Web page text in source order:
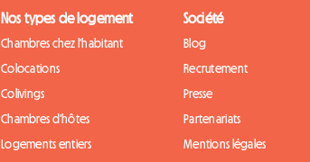
Nos types de logement
Chambres chez l'habitant
Colocations
Colivings
Chambres d'hôtes
Logements entiers
Société
Blog
Recrutement
Presse
Partenariats
Mentions légales